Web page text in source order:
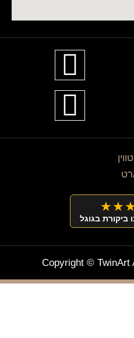
ביקורת בגוגל
Copyright © TwinArt